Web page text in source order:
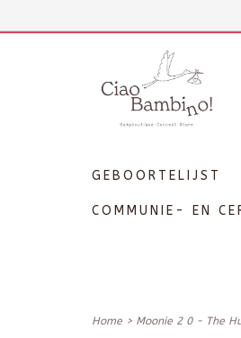
GEBOORTELIJST
COMMUNIE- EN
Home > Moonie 2 0 - The